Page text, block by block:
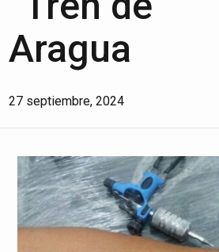
Aragua
27 septiembre, 2024